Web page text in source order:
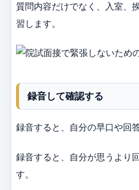
質問内容だけでなく、入室、
習します。
録音して確認する
録音すると、自分の早口や回
録音すると、自分が思うより
す。